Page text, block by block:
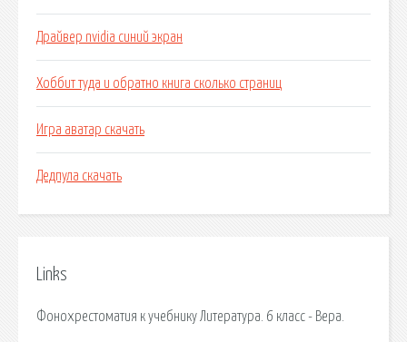
Драйвер nvidia синий экран
Хоббит туда и обратно книга сколько страниц
Игра аватар скачать
Дедпула скачать
Links
Фонохрестоматия к учебнику Литература. 6 класс - Вера.